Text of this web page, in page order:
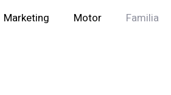
Marketing Motor Familia